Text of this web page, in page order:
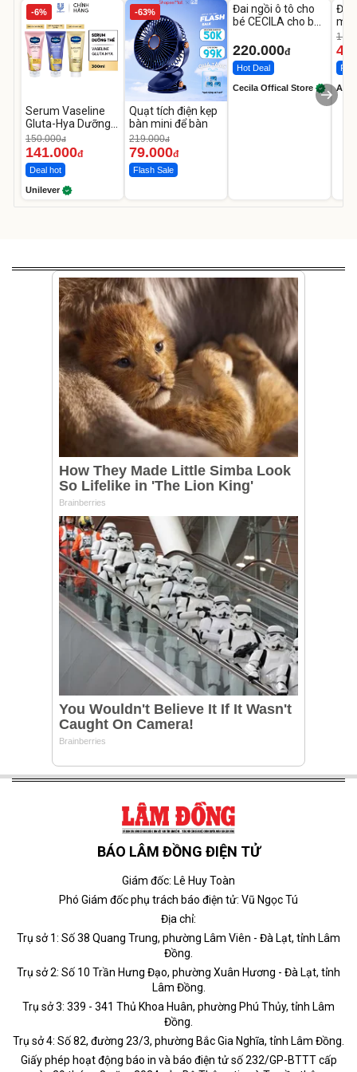
-6%
Serum Vaseline
Gluta-Hya Dưỡng
Da Sáng Mịn Sau 7
Ngày
150.000đ
141.000đ
Deal hot
Unilever
-63%
Quạt tích điện kẹp
bàn mini để bàn
219.000đ
79.000đ
Flash Sale
Đai ngồi ô tô cho
bé CECILA cho bé
220.000đ
Hot Deal
Cecila Offical Store A
BÁO LÂM ĐỒNG ĐIỆN TỬ
Giám đốc: Lê Huy Toàn
Phó Giám đốc phụ trách báo điện tử: Vũ Ngọc Tú
Địa chỉ:
Trụ sở 1: Số 38 Quang Trung, phường Lâm Viên - Đà Lạt, tỉnh Lâm
Đồng.
Trụ sở 2: Số 10 Trần Hưng Đạo, phường Xuân Hương - Đà Lạt, tỉnh
Lâm Đồng.
Trụ sở 3: 339 - 341 Thủ Khoa Huân, phường Phú Thủy, tỉnh Lâm
Đồng.
Trụ sở 4: Số 82, đường 23/3, phường Bắc Gia Nghĩa, tỉnh Lâm Đồng.
Giấy phép hoạt động báo in và báo điện tử số 232/GP-BTTT cấp